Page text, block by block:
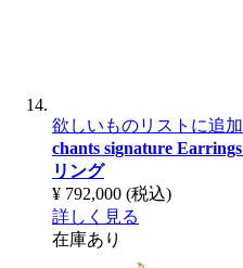
欲しいものリストに追加
chants signature Earrings
リング
¥ 792,000 (税込)
詳しく見る
在庫あり